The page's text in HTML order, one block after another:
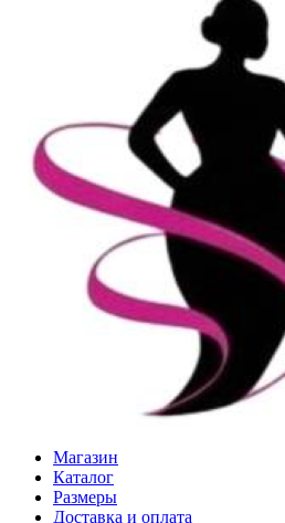
Магазин
Каталог
Размеры
Доставка и оплата